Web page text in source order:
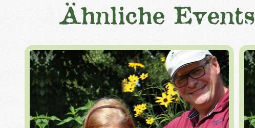
Ähnliche Events